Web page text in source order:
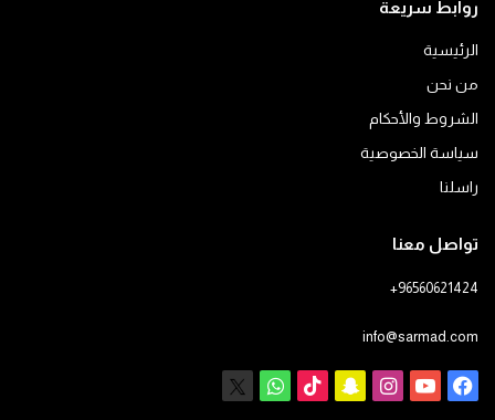
روابط سريعة
الرئيسية
من نحن
الشروط والأحكام
سياسة الخصوصية
راسلنا
تواصل معنا
+96560621424
info@sarmad.com
فيسبوكيوتيوبانستقرام
سناب ‫TikTokواتساب